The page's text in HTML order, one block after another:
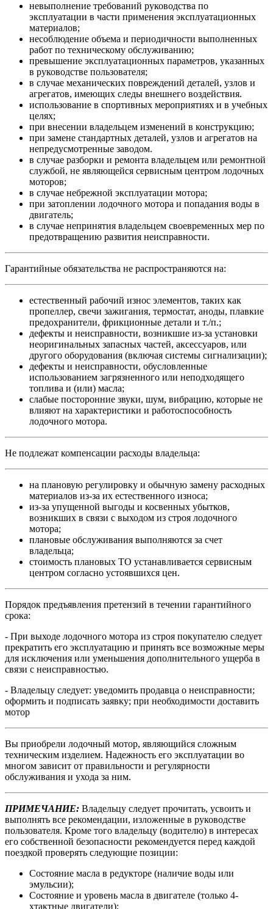
невыполнение требований руководства по
эксплуатации в части применения эксплуатационных
материалов;
несоблюдение объема и периодичности выполненных
работ по техническому обслуживанию;
превышение эксплуатационных параметров, указанных
в руководстве пользователя;
в случае механических повреждений деталей, узлов и
агрегатов, имеющих следы внешнего воздействия.
использование в спортивных мероприятиях и в учебных
целях;
при внесении владельцем изменений в конструкцию;
при замене стандартных деталей, узлов и агрегатов на
непредусмотренные заводом.
в случае разборки и ремонта владельцем или ремонтной
службой, не являющейся сервисным центром лодочных
моторов;
в случае небрежной эксплуатации мотора;
при затоплении лодочного мотора и попадания воды в
двигатель;
в случае непринятия владельцем своевременных мер по
предотвращению развития неисправности.
Гарантийные обязательства не распространяются на:
естественный рабочий износ элементов, таких как
пропеллер, свечи зажигания, термостат, аноды, плавкие
предохранители, фрикционные детали и т./п.;
дефекты и неисправности, возникшие из-за установки
неоригинальных запасных частей, аксессуаров, или
другого оборудования (включая системы сигнализации);
дефекты и неисправности, обусловленные
использованием загрязненного или неподходящего
топлива и (или) масла;
слабые посторонние звуки, шум, вибрацию, которые не
влияют на характеристики и работоспособность
лодочного мотора.
Не подлежат компенсации расходы владельца:
на плановую регулировку и обычную замену расходных
материалов из-за их естественного износа;
из-за упущенной выгоды и косвенных убытков,
возникших в связи с выходом из строя лодочного
мотора;
плановые обслуживания выполняются за счет
владельца;
стоимость плановых ТО устанавливается сервисным
центром согласно устоявшихся цен.
Порядок предъявления претензий в течении гарантийного
срока:
- При выходе лодочного мотора из строя покупателю следует
прекратить его эксплуатацию и принять все возможные меры
для исключения или уменьшения дополнительного ущерба в
связи с неисправностью.
- Владельцу следует: уведомить продавца о неисправности;
оформить и подписать заявку; при необходимости доставить
мотор
Вы приобрели лодочный мотор, являющийся сложным
техническим изделием. Надежность его эксплуатации во
многом зависит от правильности и регулярности
обслуживания и ухода за ним.
ПРИМЕЧАНИЕ: Владельцу следует прочитать, усвоить и
выполнять все рекомендации, изложенные в руководстве
пользователя. Кроме того владельцу (водителю) в интересах
его собственной безопасности рекомендуется перед каждой
поездкой проверять следующие позиции:
Состояние масла в редукторе (наличие воды или
эмульсии);
Состояние и уровень масла в двигателе (только 4-
хтактные двигатели);